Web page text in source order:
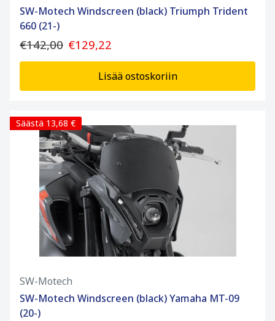
SW-Motech Windscreen (black) Triumph Trident
660 (21-)
€142,00 €129,22
Lisää ostoskoriin
Säästä 13,68 €
SW-Motech
SW-Motech Windscreen (black) Yamaha MT-09
(20-)